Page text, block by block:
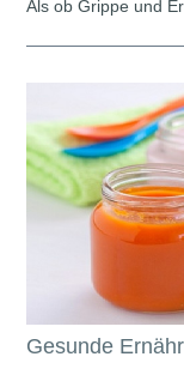
Als ob Grippe und
Gesunde